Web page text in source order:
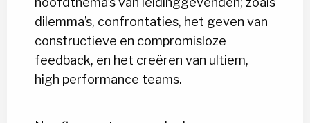
dilemma’s, confrontaties, het geven van
constructieve en compromisloze
feedback, en het creëren van ultiem,
high performance teams.